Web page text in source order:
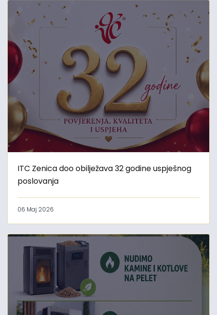
ITC Zenica doo obilježava 32 godine uspješnog
poslovanja
06 Maj 2026